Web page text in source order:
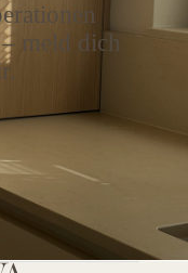
meld dich